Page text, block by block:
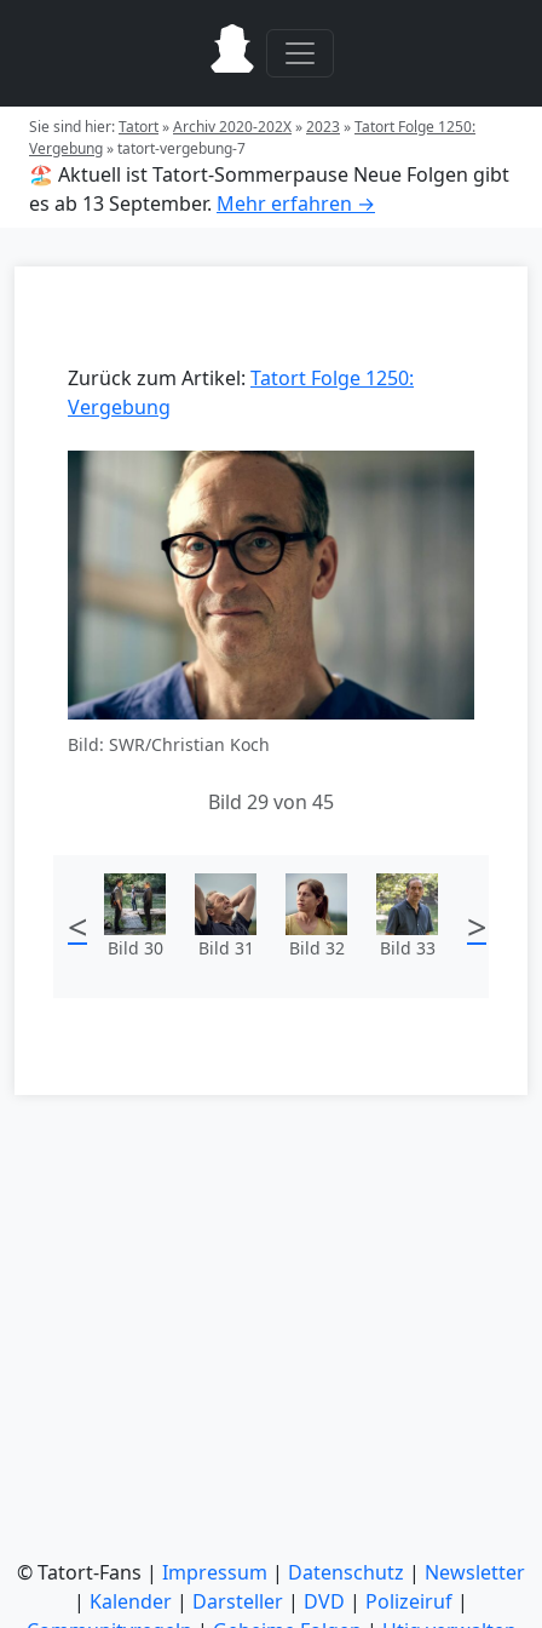
Sie sind hier:Tatort»Archiv 2020-202X»2023»Tatort Folge 1250:
Vergebung»tatort-vergebung-7
🏖️ Aktuell ist Tatort-Sommerpause Neue Folgen gibt
es ab 13 September. Mehr erfahren →
Zurück zum Artikel: Tatort Folge 1250:
Vergebung
Bild: SWR/Christian Koch
Bild 29 von 45
< Bild 30 Bild 31 Bild 32 Bild 33 >
© Tatort-Fans | Impressum | Datenschutz | Newsletter
| Kalender | Darsteller | DVD | Polizeiruf |